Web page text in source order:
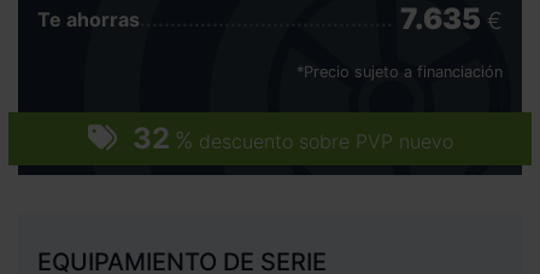
32 % descuento sobre PVP nuevo
Te ahorras 7.635 €
*Precio sujeto a financiación
EQUIPAMIENTO DE SERIE